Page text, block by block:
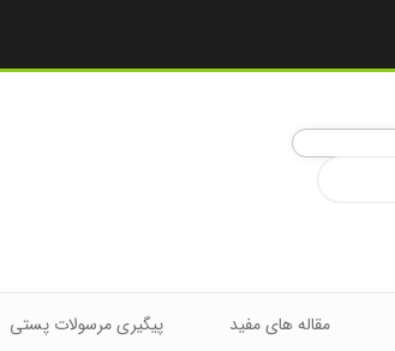
مقاله های مفید پیگیری مرسولات پستی